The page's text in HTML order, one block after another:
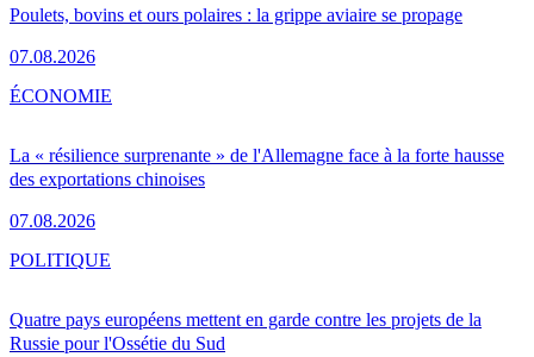
Poulets, bovins et ours polaires : la grippe aviaire se propage
07.08.2026
La « résilience surprenante » de l'Allemagne face à la forte hausse
des exportations chinoises
07.08.2026
ÉCONOMIE
Quatre pays européens mettent en garde contre les projets de la
Russie pour l'Ossétie du Sud
POLITIQUE